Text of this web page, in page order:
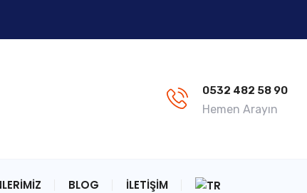
0532 482 58 90
Hemen Arayın
BLOG İLETIŞIM